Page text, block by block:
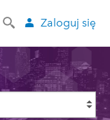
Zaloguj się